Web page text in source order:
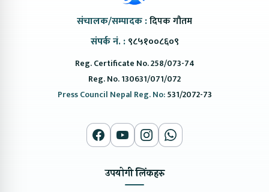
संचालक/सम्पादक :दिपक गौतम
संपर्क नं. : ९८५१००८६०९
Reg. Certificate No. 258/073-74
Reg. No. 130631/071/072
Press Council Nepal Reg. No:531/2072-73
उपयोगी लिंकहरु